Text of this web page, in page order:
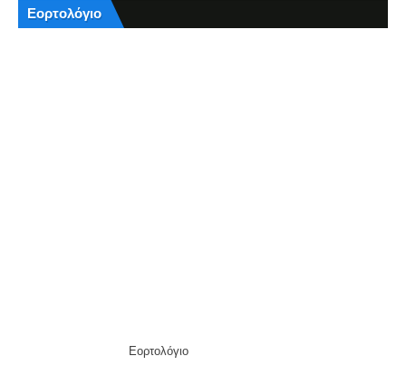
Εορτολόγιο
Εορτολόγιο